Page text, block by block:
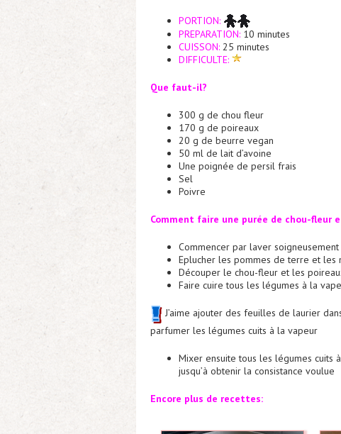
PORTION:
PREPARATION: 10 minutes
CUISSON: 25 minutes
DIFFICULTE:
Que faut-il?
300 g de chou fleur
170 g de poireaux
20 g de beurre vegan
50 ml de lait d’avoine
Une poignée de persil frais
Sel
Poivre
Comment faire une purée de chou-fleur
Commencer par laver
Eplucher les pommes de terre et les
Découper le chou-fleur et les
Faire cuire tous les légumes à la
J’aime ajouter des feuilles de laurier
parfumer les légumes cuits à la vapeur
Mixer ensuite tous les légumes cuits
jusqu’à obtenir la consistance voulue
Encore plus de recettes: